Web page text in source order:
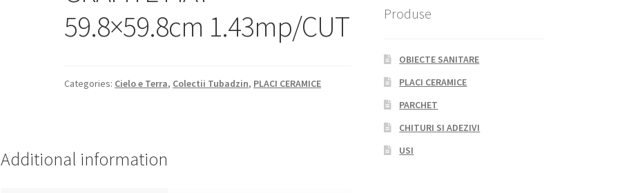
59.8×59.8cm 1.43mp/CUT
Categories: Cielo e Terra, Colectii Tubadzin, PLACI CERAMICE
Additional information
Produse
OBIECTE SANITARE
PLACI CERAMICE
PARCHET
CHITURI SI ADEZIVI
USI